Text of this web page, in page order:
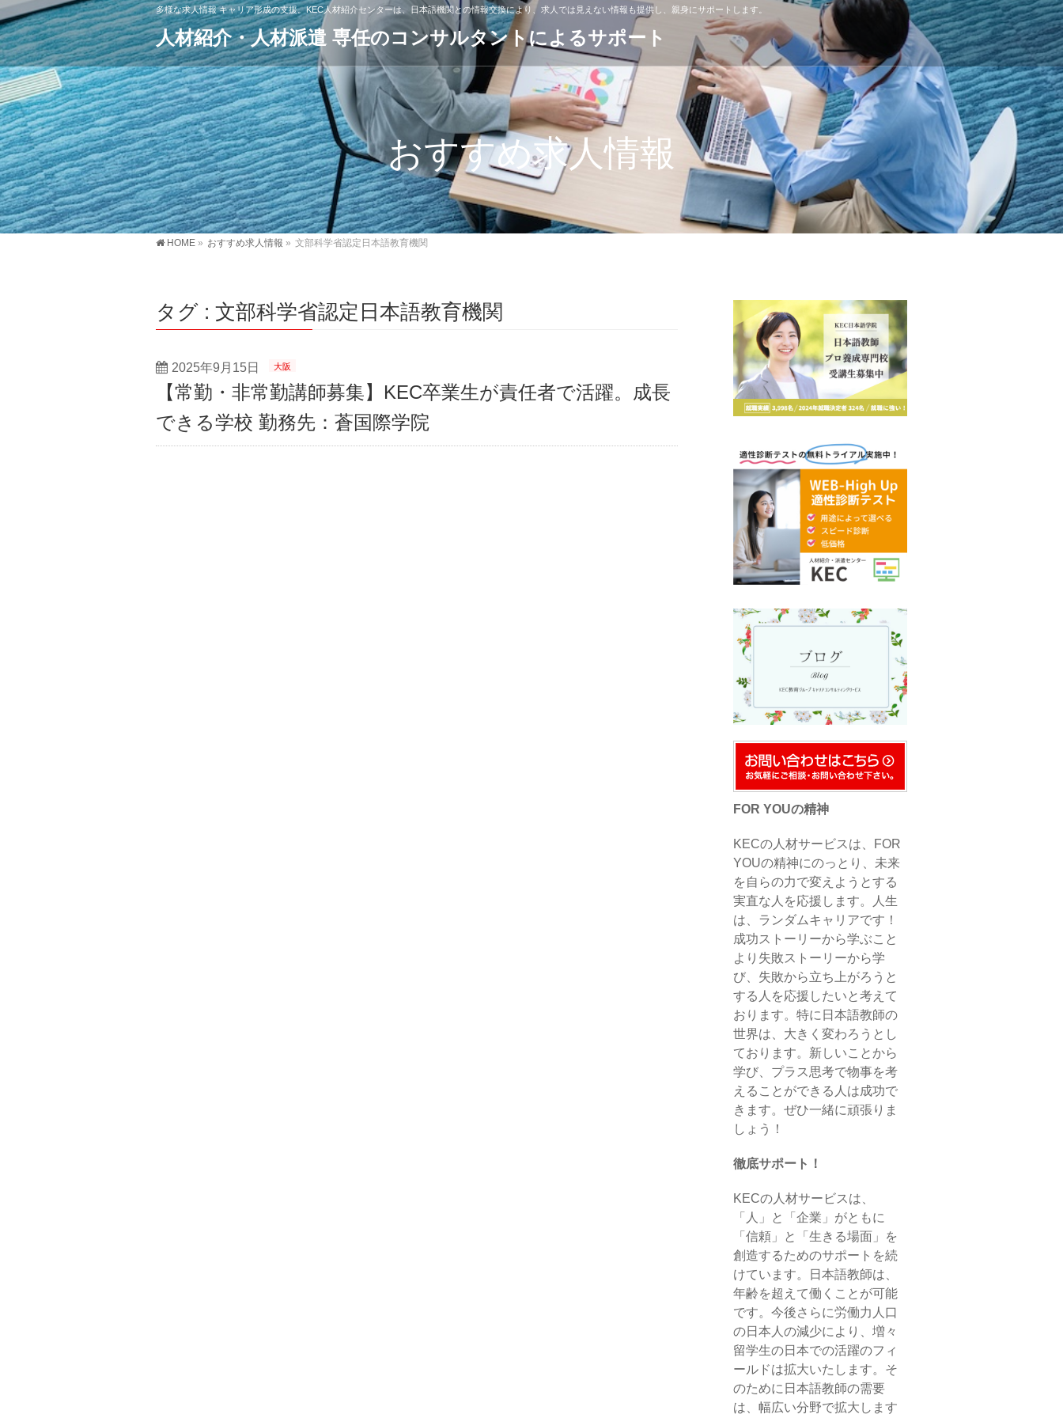
多様な求人情報 キャリア形成の支援。KEC人材紹介センターは、日本語機関との情報交換により、求人では見えない情報も提供し、親身にサポートします。
人材紹介・人材派遣 専任のコンサルタントによるサポート
おすすめ求人情報
HOME » おすすめ求人情報 » 文部科学省認定日本語教育機関
タグ : 文部科学省認定日本語教育機関
2025年9月15日 大阪
【常勤・非常勤講師募集】KEC卒業生が責任者で活躍。成長
できる学校 勤務先：蒼国際学院
FOR YOUの精神
KECの人材サービスは、FOR
YOUの精神にのっとり、未来
を自らの力で変えようとする
実直な人を応援します。人生
は、ランダムキャリアです！
成功ストーリーから学ぶこと
より失敗ストーリーから学
び、失敗から立ち上がろうと
する人を応援したいと考えて
おります。特に日本語教師の
世界は、大きく変わろうとし
ております。新しいことから
学び、プラス思考で物事を考
えることができる人は成功で
きます。ぜひ一緒に頑張りま
しょう！
徹底サポート！
KECの人材サービスは、
「人」と「企業」がともに
「信頼」と「生きる場面」を
創造するためのサポートを続
けています。日本語教師は、
年齢を超えて働くことが可能
です。今後さらに労働力人口
の日本人の減少により、増々
留学生の日本での活躍のフィ
ールドは拡大いたします。そ
のために日本語教師の需要
は、幅広い分野で拡大します